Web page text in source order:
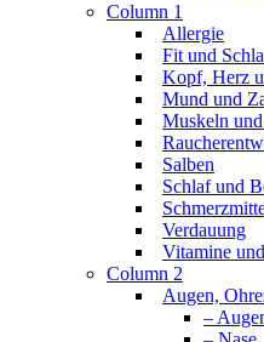
Column 1
Allergie
Fit und
Kopf, Herz
Mund und
Muskeln
Salben
Schlaf und
Verdauung
Vitamine
Column 2
Augen,
–